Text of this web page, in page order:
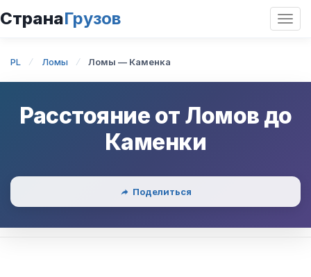
СтранаГрузов
PL Ломы Ломы — Каменка
Расстояние от Ломов до
Каменки
Поделиться